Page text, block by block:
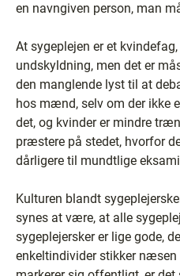
en navngiven person, man
At sygeplejen er et
undskyldning, men det er
den manglende lyst til at
hos mænd, selv om der ikke
det, og kvinder er mindre
præstere på stedet, hvorfor
dårligere til mundtlige
Kulturen blandt
synes at være, at alle
sygeplejersker er lige gode,
enkeltindivider stikker næsen